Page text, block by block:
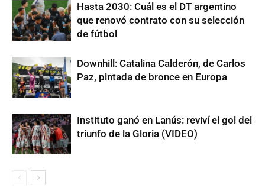
Hasta 2030: Cuál es el DT argentino
que renovó contrato con su selección
de fútbol
Downhill: Catalina Calderón, de Carlos
Paz, pintada de bronce en Europa
Instituto ganó en Lanús: reviví el gol del
triunfo de la Gloria (VIDEO)